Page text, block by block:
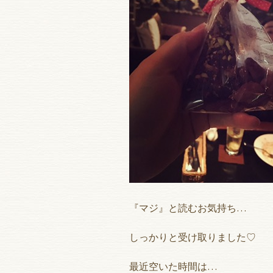
『マジ』と読むお気持ち…
しっかりと受け取りました♡
最近空いた時間は…